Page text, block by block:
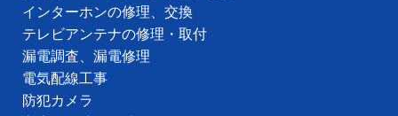
インターホンの修理、交換
テレビアンテナの修理・取付
漏電調査、漏電修理
電気配線工事
防犯カメラ